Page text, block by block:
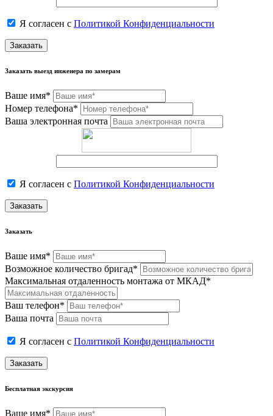
Я согласен с Политикой Конфиденциальности
Заказать
Заказать выезд инженера по замерам
Ваше имя*
Номер телефона*
Ваша электронная почта
Я согласен с Политикой Конфиденциальности
Заказать
Заказать
Ваше имя*
Возможное количество бригад*
Максимальная отдаленность монтажа от МКАД*
Ваш телефон*
Ваша почта
Я согласен с Политикой Конфиденциальности
Заказать
Бесплатная экскурсия
Ваше имя*